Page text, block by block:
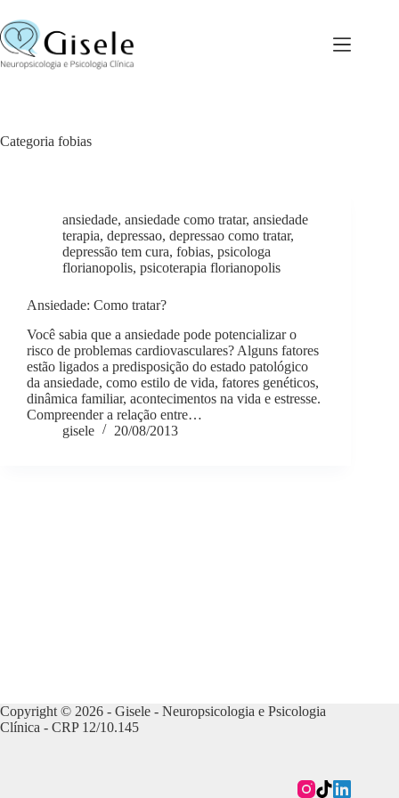
para
o
conteúdo
Categoria fobias
ansiedade, ansiedade como tratar, ansiedade
terapia, depressao, depressao como tratar,
depressão tem cura, fobias, psicologa
florianopolis, psicoterapia florianopolis
Ansiedade: Como tratar?
Você sabia que a ansiedade pode potencializar o
risco de problemas cardiovasculares? Alguns fatores
estão ligados a predisposição do estado patológico
da ansiedade, como estilo de vida, fatores genéticos,
dinâmica familiar, acontecimentos na vida e estresse.
Compreender a relação entre…
gisele
20/08/2013
Copyright © 2026 - Gisele - Neuropsicologia e Psicologia
Clínica - CRP 12/10.145